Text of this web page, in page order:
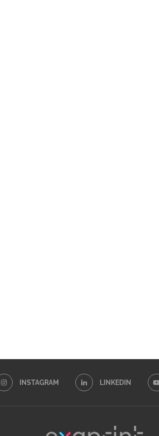
INSTAGRAM LINKEDIN